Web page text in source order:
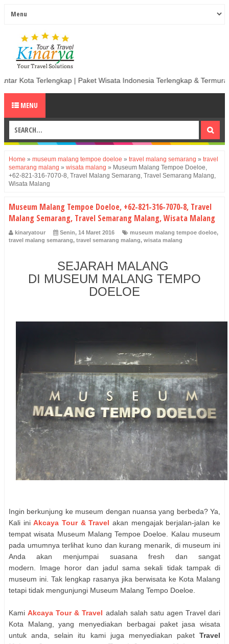
| Paket Wisata Indonesia Terlengkap & Termurah | Sewa Mobil
MENU
Home » museum malang tempoe doeloe » travel malang semarang » travel
semarang malang » wisata malang » Museum Malang Tempoe Doeloe,
+62-821-316-7070-8, Travel Malang Semarang, Travel Semarang Malang,
Wisata Malang
Museum Malang Tempoe Doeloe, +62-821-316-7070-8, Travel
Malang Semarang, Travel Semarang Malang, Wisata Malang
kinaryatour Senin, 14 Maret 2016 museum malang tempoe doeloe,
travel malang semarang, travel semarang malang, wisata malang
SEJARAH MALANG
DI MUSEUM MALANG TEMPO
DOELOE
Ingin berkunjung ke museum dengan nuansa yang berbeda? Ya,
Kali iniAkcaya Tour & Travel akan mengajak berjalan-jalan ke
tempat wisata Museum Malang Tempoe Doeloe. Kalau museum
pada umumnya terlihat kuno dan kurang menarik, di museum ini
Anda akan menjumpai suasana fresh dan sangat
modern. Image horor dan jadulsama sekali tidak tampak di
museum ini. Tak lengkap rasanya jika berwisata ke Kota Malang
tetapi tidak mengunjungi Museum Malang Tempo Doeloe.
KamiAkcaya Tour & Travel adalah salah satu agen Travel dari
Kota Malang, yang menyediakan berbagai paket jasa wisata
untuk anda, selain itu kami juga menyediakan paket Travel